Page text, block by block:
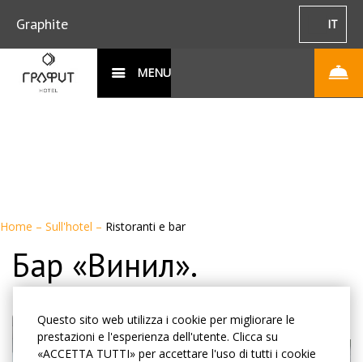
Questo sito web utilizza i cookie per migliorare le
prestazioni e l'esperienza dell'utente. Clicca su
«ACCETTA TUTTI» per accettare l'uso di tutti i cookie
Graphite IT
MENU
Home – Sull'hotel – Ristoranti e bar
Бар «Винил».